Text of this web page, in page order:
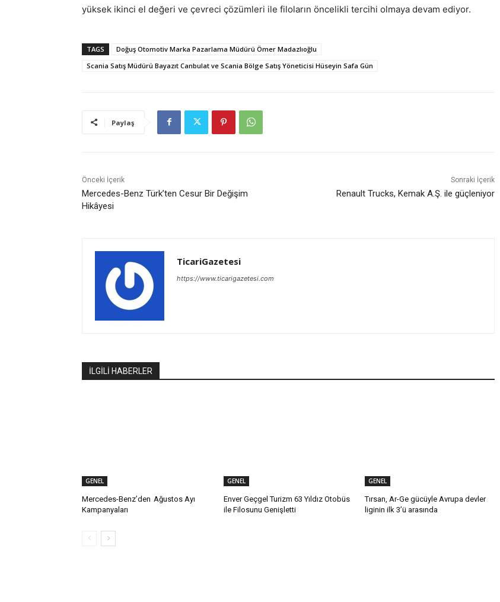
yüksek ikinci el değeri ve çevreci çözümleri ile filoların öncelikli tercihi olmaya devam ediyor.
TAGS
Doğuş Otomotiv Marka Pazarlama Müdürü Ömer Madazlıoğlu
Scania Satış Müdürü Bayazıt Canbulat ve Scania Bölge Satış Yöneticisi Hüseyin Safa Gün
Paylaş
Önceki İçerik
Mercedes-Benz Türk’ten Cesur Bir Değişim
Hikâyesi
Sonraki İçerik
Renault Trucks, Kemak A.Ş. ile güçleniyor
TicariGazetesi
https://www.ticarigazetesi.com
İLGİLİ HABERLER
GENEL
Mercedes-Benz’den Ağustos Ayı
Kampanyaları
GENEL
Enver Geçgel Turizm 63 Yıldız Otobüs
ile Filosunu Genişletti
GENEL
Tırsan, Ar-Ge gücüyle Avrupa devler
liginin ilk 3’ü arasında